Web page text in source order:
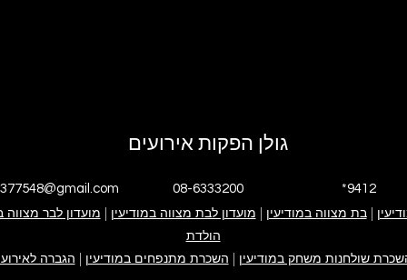
גולן הפקות אירועים
08-6333200 *9412
אנחנו גולן הפקות אירועים אירוע בת מצווה אירוע בר מצווה ימי
קייטנה במודיעין
|בת מצווה במודיעין מועדון לבת מצווה במודיעין מועדון לבר מצווה
הולדת
שולחנות משחק במודיעין השכרת מתנפחים במודיעין הגברה